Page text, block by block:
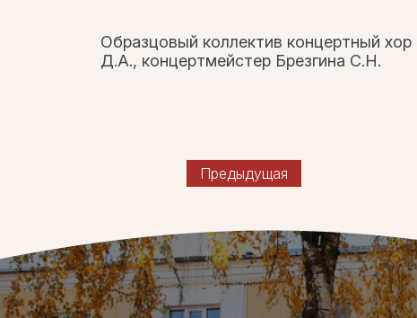
Образцовый коллектив концертный
Д.А., концертмейстер Брезгина С.Н.
Предыдущая